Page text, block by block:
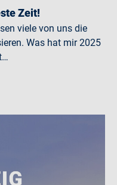
Zeit!
viele von uns die
Was hat mir 2025